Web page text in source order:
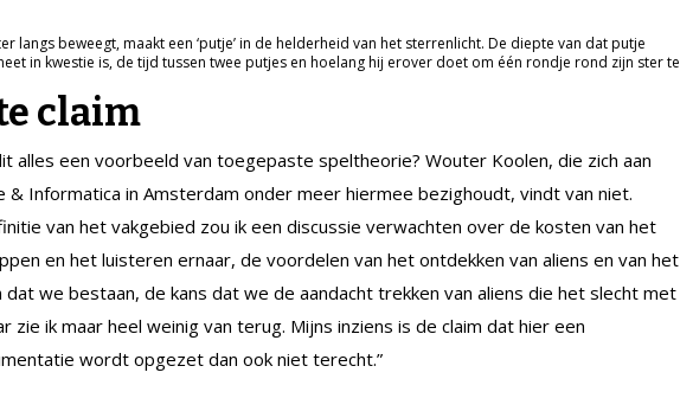
langs beweegt, maakt een ‘putje’ in de helderheid van het sterrenlicht. De diepte van dat putje
in kwestie is, de tijd tussen twee putjes en hoelang hij erover doet om één rondje rond zijn ster te
claim
alles een voorbeeld van toegepaste speltheorie? Wouter Koolen, die zich aan
& Informatica in Amsterdam onder meer hiermee bezighoudt, vindt van niet.
van het vakgebied zou ik een discussie verwachten over de kosten van het
en het luisteren ernaar, de voordelen van het ontdekken van aliens en van het
dat we bestaan, de kans dat we de aandacht trekken van aliens die het slecht met
zie ik maar heel weinig van terug. Mijns inziens is de claim dat hier een
wordt opgezet dan ook niet terecht.”